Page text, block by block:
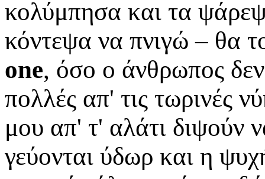
κολύμπησα και τα
κόντεψα να πνιγώ – θα
one, όσο ο άνθρωπος
πολλές απ' τις τωρινές
μου απ' τ' αλάτι διψούν
γεύονται ύδωρ και η